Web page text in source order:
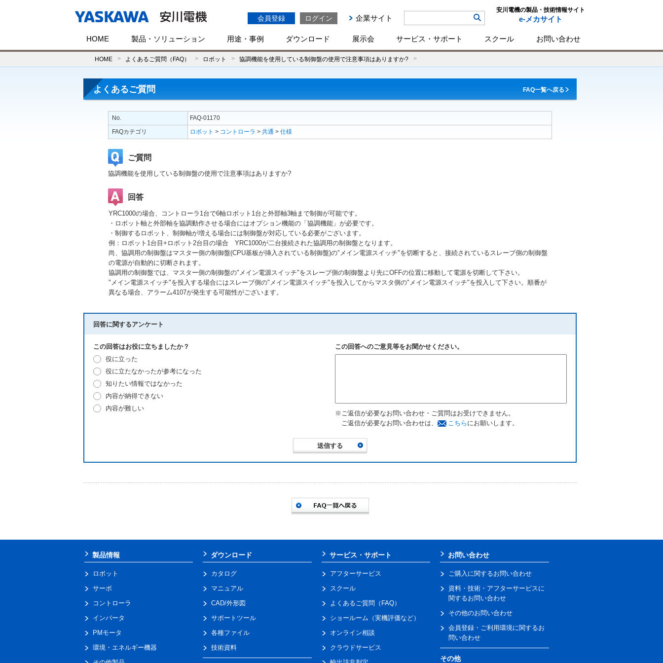
会員登録 ログイン 企業サイト
安川電機の製品・技術情報サイト
e-メカサイト
HOME 製品・ソリューション 用途・事例 ダウンロード 展示会 サービス・サポート スクール お問い合わせ
HOME よくあるご質問（FAQ） ロボット 協調機能を使用している制御盤の使用で注意事項はありますか?
よくあるご質問 FAQ一覧へ戻る
No.
FAQ-01170
FAQカテゴリ
ロボット > コントローラ > 共通 > 仕様
ご質問
協調機能を使用している制御盤の使用で注意事項はありますか?
回答
YRC1000の場合、コントローラ1台で6軸ロボット1台と外部軸3軸まで制御が可能です。
・ロボット軸と外部軸を協調動作させる場合にはオプション機能の「協調機能」が必要です。
・制御するロボット、制御軸が増える場合には制御盤が対応している必要がございます。
例：ロボット1台目+ロボット2台目の場合 YRC1000が二台接続された協調用の制御盤となります。
尚、協調用の制御盤はマスター側の制御盤(CPU基板が挿入されている制御盤)の"メイン電源スイッチ"を切断すると、接続されているスレーブ側の制御盤
の電源が自動的に切断されます。
協調用の制御盤では、マスター側の制御盤の"メイン電源スイッチ"をスレーブ側の制御盤より先にOFFの位置に移動して電源を切断して下さい。
"メイン電源スイッチ"を投入する場合にはスレーブ側の"メイン電源スイッチ"を投入してからマスタ側の"メイン電源スイッチ"を投入して下さい。順番が
異なる場合、アラーム4107が発生する可能性がございます。
回答に関するアンケート
この回答はお役に立ちましたか？
役に立った
役に立たなかったが参考になった
知りたい情報ではなかった
内容が納得できない
内容が難しい
この回答へのご意見等をお聞かせください。
※ご返信が必要なお問い合わせ・ご質問はお受けできません。
ご返信が必要なお問い合わせは、
こちら にお願いします。
製品情報
ロボット
サーボ
コントローラ
インバータ
PMモータ
環境・エネルギー機器
ダウンロード
カタログ
マニュアル
CAD/外形図
サポートツール
各種ファイル
技術資料
サービス・サポート
アフターサービス
スクール
よくあるご質問（FAQ）
ショールーム（実機評価など）
オンライン相談
クラウドサービス
お問い合わせ
ご購入に関するお問い合わせ
資料・技術・アフターサービスに
関するお問い合わせ
その他のお問い合わせ
会員登録・ご利用環境に関するお
問い合わせ
その他